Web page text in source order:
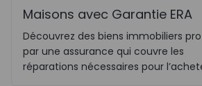
Maisons avec Garantie ERA
Découvrez des biens immobiliers
par une assurance qui couvre les
réparations nécessaires pour